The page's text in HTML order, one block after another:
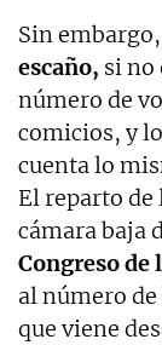
Sin
escaño, si no
número de
comicios, y
cuenta lo
El reparto de
cámara baja
Congreso de
al número
que viene